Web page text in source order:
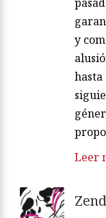
como
en un
y
hasta